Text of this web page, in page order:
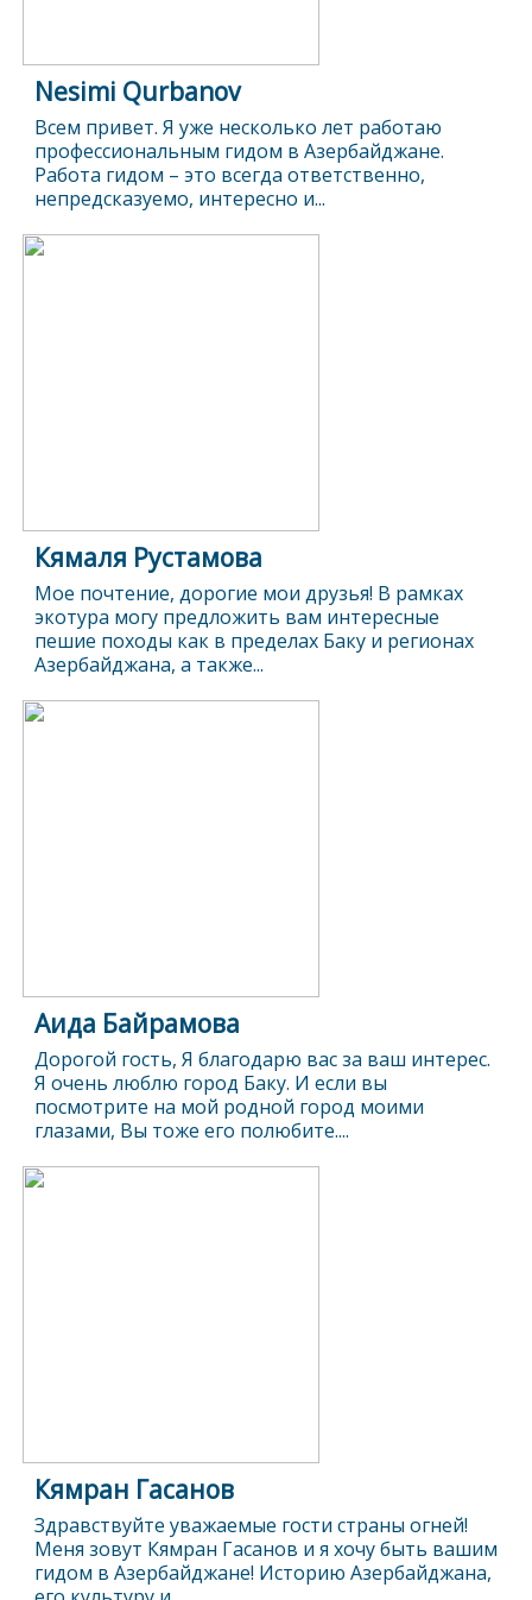
Nesimi Qurbanov
Всем привет. Я уже несколько лет работаю
профессиональным гидом в Азербайджане.
Работа гидом – это всегда ответственно,
непредсказуемо, интересно и...
Кямаля Рустамова
Мое почтение, дорогие мои друзья! В рамках
экотура могу предложить вам интересные
пешие походы как в пределах Баку и регионах
Азербайджана, а также...
Аида Байрамова
Дорогой гость, Я благодарю вас за ваш интерес.
Я очень люблю город Баку. И если вы
посмотрите на мой родной город моими
глазами, Вы тоже его полюбите....
Кямран Гасанов
Здравствуйте уважаемые гости страны огней!
Меня зовут Кямран Гасанов и я хочу быть вашим
гидом в Азербайджане! Историю Азербайджана,